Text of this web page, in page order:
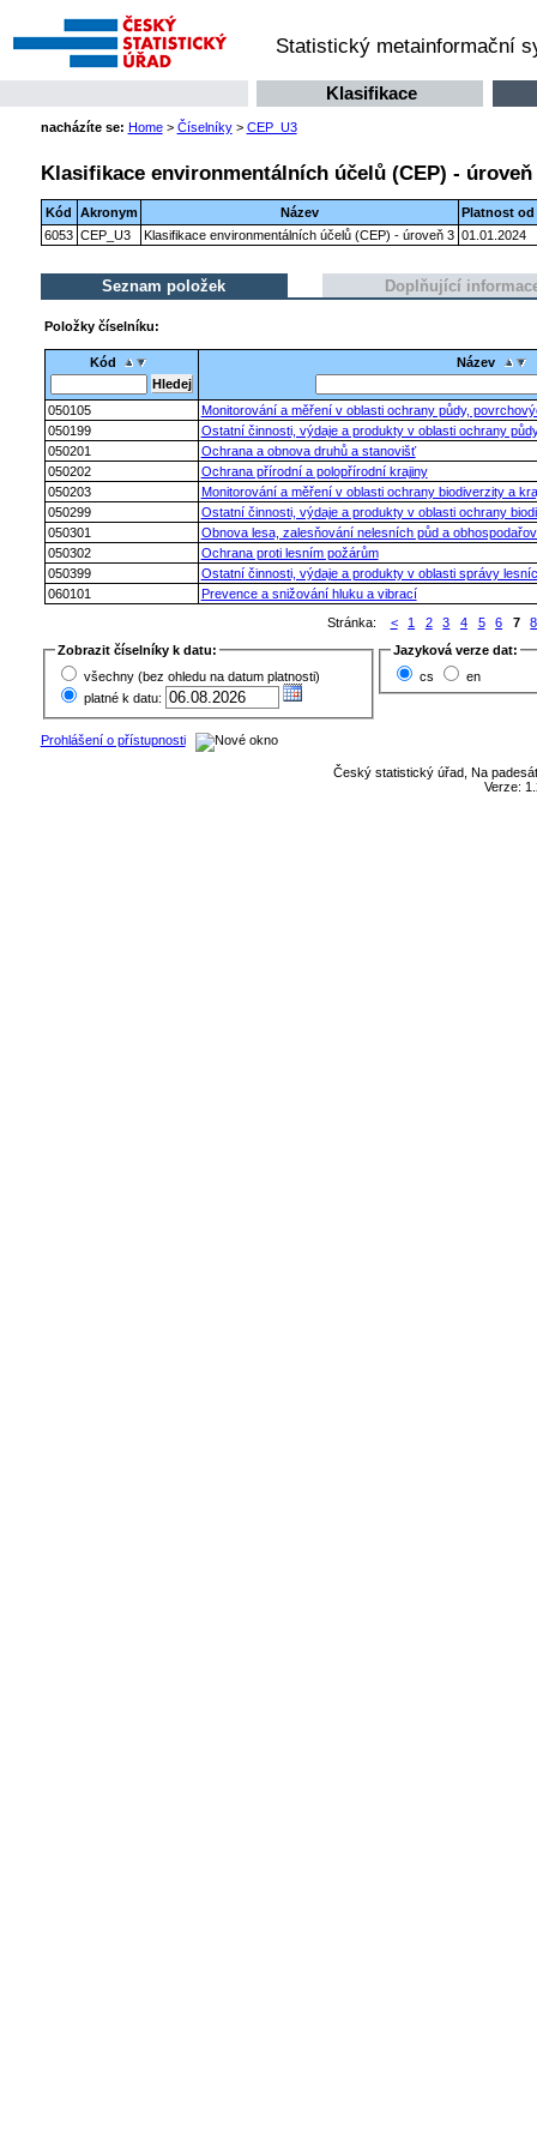
Statistický metainformační
Klasifikace
nacházíte se: Home> Číselníky> CEP_U3
Klasifikace environmentálních účelů (CEP) - úroveň
Kód Akronym Název
Platnost od
6053 CEP_U3 Klasifikace environmentálních účelů (CEP) - úroveň 3 01.01.2024
Seznam položek Doplňující
Položky číselníku:
Kód Název
050105
Monitorování a měření v oblasti ochrany půdy,
050199
Ostatní činnosti, výdaje a produkty v oblasti ochrany
050201
Ochrana a obnova druhů a stanovišť
050202
Ochrana přírodní a polopřírodní krajiny
050203
Monitorování a měření v oblasti ochrany biodiverzity a
050299
Ostatní činnosti, výdaje a produkty v oblasti ochrany
050301
Obnova lesa, zalesňování nelesních půd a
050302
Ochrana proti lesním požárům
050399
Ostatní činnosti, výdaje a produkty v oblasti správy
060101
Prevence a snižování hluku a vibrací
Stránka:
< 1 2 3 4 5 6 7
8
Zobrazit číselníky k datu:
všechny (bez ohledu na datum platnosti)
platné k datu:
Jazyková verze dat:
cs
en
Prohlášení o přístupnosti
Český statistický úřad, Na
Verze: